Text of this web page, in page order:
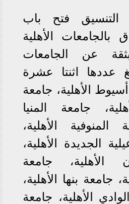
فتح باب
بالجامعات الأهلية
عن الجامعات
عددها اثنتا عشرة
الأهلية، جامعة
جامعة المنيا
المنوفية الأهلية،
الجديدة الأهلية،
الأهلية، جامعة
جامعة بنها الأهلية،
الأهلية، جامعة